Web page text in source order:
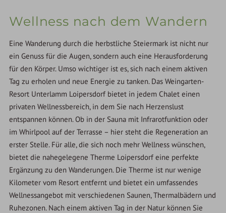
Wellness nach dem Wandern
Eine Wanderung durch die herbstliche Steiermark ist nicht nur
ein Genuss für die Augen, sondern auch eine Herausforderung
für den Körper. Umso wichtiger ist es, sich nach einem aktiven
Tag zu erholen und neue Energie zu tanken. Das Weingarten-
Resort Unterlamm Loipersdorf bietet in jedem Chalet einen
privaten Wellnessbereich, in dem Sie nach Herzenslust
entspannen können. Ob in der Sauna mit Infrarotfunktion oder
im Whirlpool auf der Terrasse – hier steht die Regeneration an
erster Stelle. Für alle, die sich noch mehr Wellness wünschen,
bietet die nahegelegene Therme Loipersdorf eine perfekte
Ergänzung zu den Wanderungen. Die Therme ist nur wenige
Kilometer vom Resort entfernt und bietet ein umfassendes
Wellnessangebot mit verschiedenen Saunen, Thermalbädern und
Ruhezonen. Nach einem aktiven Tag in der Natur können Sie